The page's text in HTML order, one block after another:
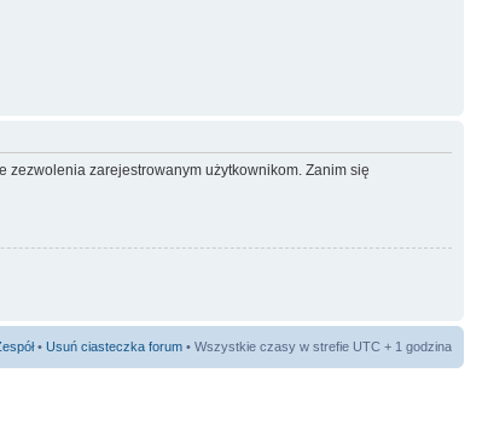
zezwolenia zarejestrowanym użytkownikom. Zanim się
• Usuń ciasteczka forum • Wszystkie czasy w strefie UTC + 1 godzina